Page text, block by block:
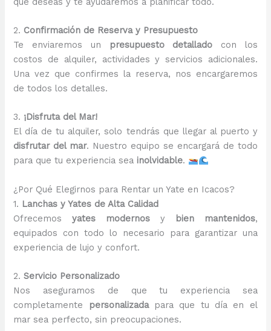
2. Confirmación de Reserva y Presupuesto
Te enviaremos un
presupuesto detallado con los
costos de alquiler, actividades y servicios adicionales.
Una vez que confirmes la reserva, nos encargaremos
de todos los detalles.
3. ¡Disfruta del Mar!
El día de tu alquiler, solo tendrás que llegar al puerto y
disfrutar del mar. Nuestro equipo se encargará de todo
para que tu experiencia sea inolvidable.
¿Por Qué Elegirnos para Rentar un Yate en Icacos?
1. Lanchas y Yates de Alta Calidad
Ofrecemosyates modernos y bien mantenidos,
equipados con todo lo necesario para garantizar una
experiencia de lujo y confort.
2.Servicio Personalizado
Nos aseguramos de que tu experiencia sea
completamente
personalizadapara que tu día en el
mar sea perfecto, sin preocupaciones.